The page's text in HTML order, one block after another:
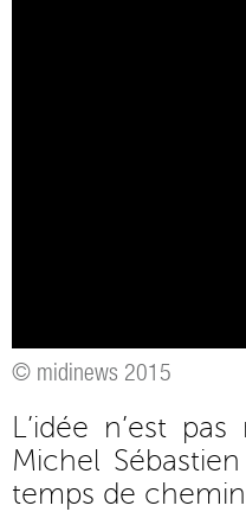
© midinews 2015
L’idée n’est
Michel
temps de